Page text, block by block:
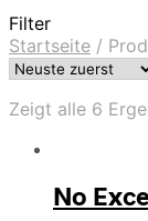
Filter
Startseite /
Zeigt alle 6
No